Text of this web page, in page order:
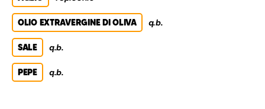
OLIO EXTRAVERGINE DI OLIVA q.b.
SALE q.b.
PEPE q.b.